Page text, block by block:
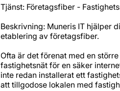
Tjänst: Företagsfiber -
Beskrivning: Muneris IT hjälper
etablering av företagsfiber.
Ofta är det förenat med en
fastighetsnät för en säker
inte redan installerat ett
att tillgodose lokalen med